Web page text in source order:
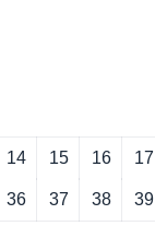
14 15 16 17
36 37 38 39